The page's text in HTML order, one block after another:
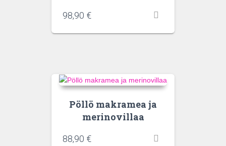
98,90 €
Pöllö makramea ja
merinovillaa
88,90 €